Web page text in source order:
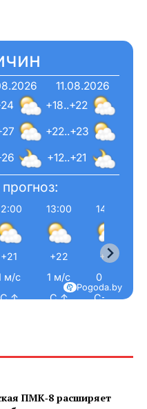
11.08.2026
+18..+22
+22..+23
+12..+21
+21
м/с
С ↑
13:00
+22
1 м/с
С ↑
14:00
+23
0 м/с
С-В ↗
Pogoda.by
ПМК‑8 расширяет